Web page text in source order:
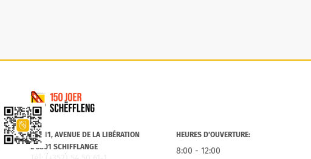
Lien vers la Schëfflenger CityApp
B.P. 11, AVENUE DE LA LIBÉRATION
L-3801 SCHIFFLANGE
HEURES D’OUVERTURE:
8:00 - 12:00